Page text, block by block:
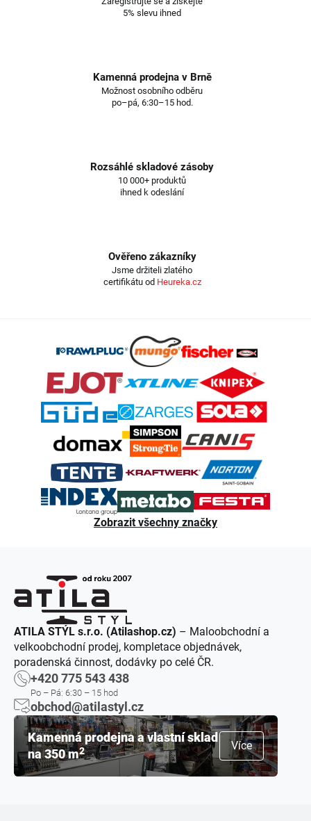
5% slevu ihned
Kamenná prodejna v Brně
Možnost osobního odběru
po–pá, 6:30–15 hod.
Rozsáhlé skladové zásoby
10 000+ produktů
ihned k odeslání
Ověřeno zákazníky
Jsme držiteli zlatého
certifikátu od Heureka.cz
Zobrazit všechny značky
ATILA STÝL s.r.o. (Atilashop.cz) – Maloobchodní a
velkoobchodní prodej, kompletace objednávek,
poradenská činnost, dodávky po celé ČR.
+420 775 543 438
Po – Pá: 6:30 – 15 hod
obchod@atilastyl.cz
Kamenná prodejna a vlastní sklad
na 350 m2 Více